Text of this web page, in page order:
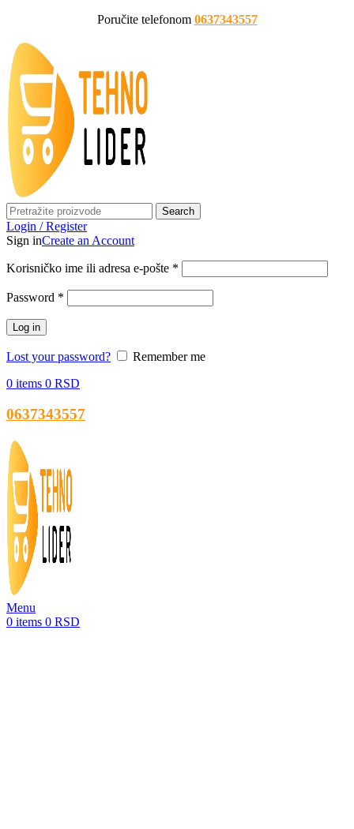
Poručite telefonom 0637343557
Search
Login / Register
Sign inCreate an Account
Korisničko ime ili adresa e-pošte *
Password *
Log in
Lost your password?
Remember me
0 items 0 RSD
0637343557
Menu
0 items 0 RSD